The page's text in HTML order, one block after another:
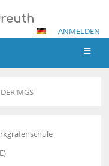
ANMELDEN
MGS